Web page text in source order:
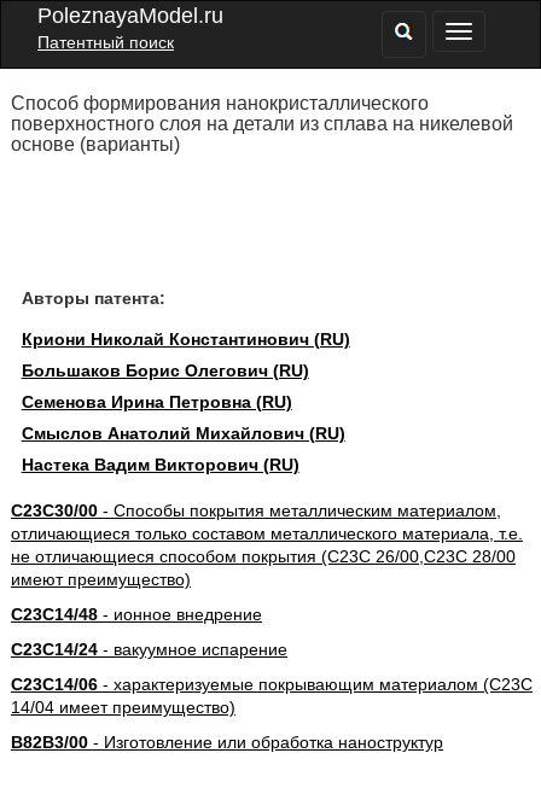
PoleznayaModel.ru
Патентный поиск
Способ формирования нанокристаллического
поверхностного слоя на детали из сплава на никелевой
основе (варианты)
Авторы патента:
Криони Николай Константинович (RU)
Большаков Борис Олегович (RU)
Семенова Ирина Петровна (RU)
Смыслов Анатолий Михайлович (RU)
Настека Вадим Викторович (RU)
C23C30/00- Способы покрытия металлическим материалом,
отличающиеся только составом металлического материала, т.е.
не отличающиеся способом покрытия (C23C 26/00,C23C 28/00
имеют преимущество)
C23C14/48- ионное внедрение
C23C14/24- вакуумное испарение
C23C14/06- характеризуемые покрывающим материалом (C23C
14/04 имеет преимущество)
B82B3/00- Изготовление или обработка наноструктур